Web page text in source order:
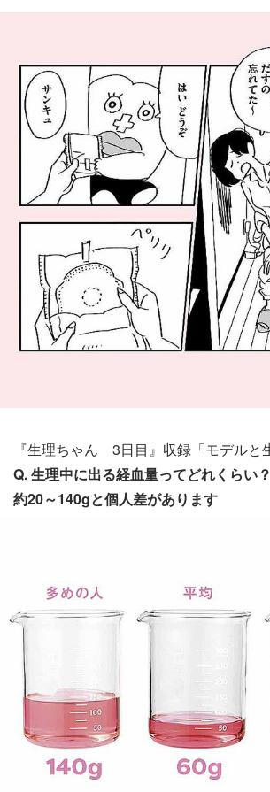
『生理ちゃん 3日目』収録「モデルと
Q. 生理中に出る経血量ってどれくらい？
約20～140gと個人差があります